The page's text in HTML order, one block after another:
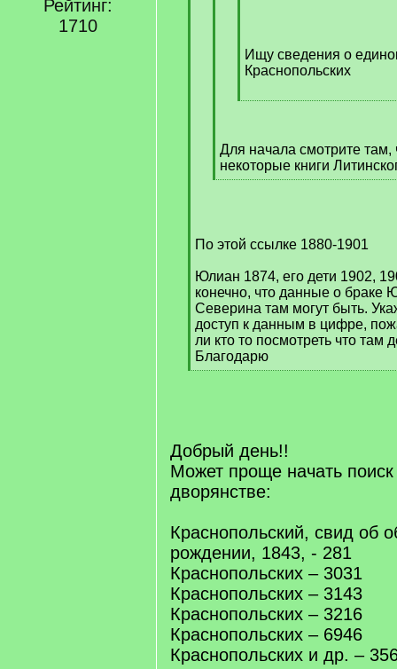
Рейтинг:
1710
Ищу сведения о
Краснопольских
[
Для начала смотрите там,
некоторые книги
[
По этой ссылке 1880-1901
Юлиан 1874, его дети 1902,
конечно, что данные о браке
Северина там могут быть.
доступ к данным в цифре,
ли кто то посмотреть что там
Благодарю
[
Добрый день!!
Может проще начать
дворянстве:
Краснопольский, свид об
рождении, 1843, - 281
Краснопольских – 3031
Краснопольских – 3143
Краснопольских – 3216
Краснопольских – 6946
Краснопольских и др. –